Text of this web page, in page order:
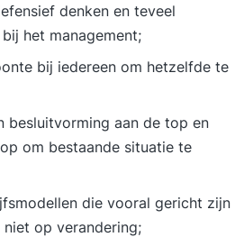
denken en teveel
het management;
bij iedereen om hetzelfde te
besluitvorming aan de top en
om bestaande situatie te
die vooral gericht zijn
op verandering;